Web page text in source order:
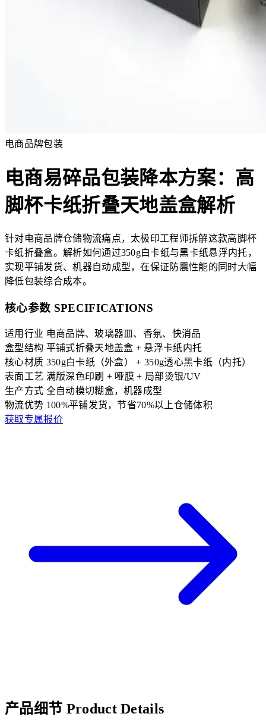
电商品牌包装
电商易碎品包装降本方案：高
脚杯卡纸折叠天地盖盒解析
针对电商品牌仓储物流痛点，太极印工程师拆解这款高脚杯
卡纸折叠盒。解析如何通过350g白卡纸与黑卡纸悬浮内托，
实现平铺发货、机器自动成型，在保证防震性能的同时大幅
降低包装综合成本。
核心参数 SPECIFICATIONS
适用行业 电商品牌、玻璃器皿、香氛、快消品
盒型结构 平铺式折叠天地盖盒 + 悬浮卡纸内托
核心材质 350g白卡纸（外盒） + 350g透心黑卡纸（内托）
表面工艺 满版深色印刷 + 哑膜 + 局部烫银/UV
生产方式 全自动模切糊盒，机器成型
物流优势 100%平铺发货，节省70%以上仓储体积
获取专属报价
产品细节 Product Details